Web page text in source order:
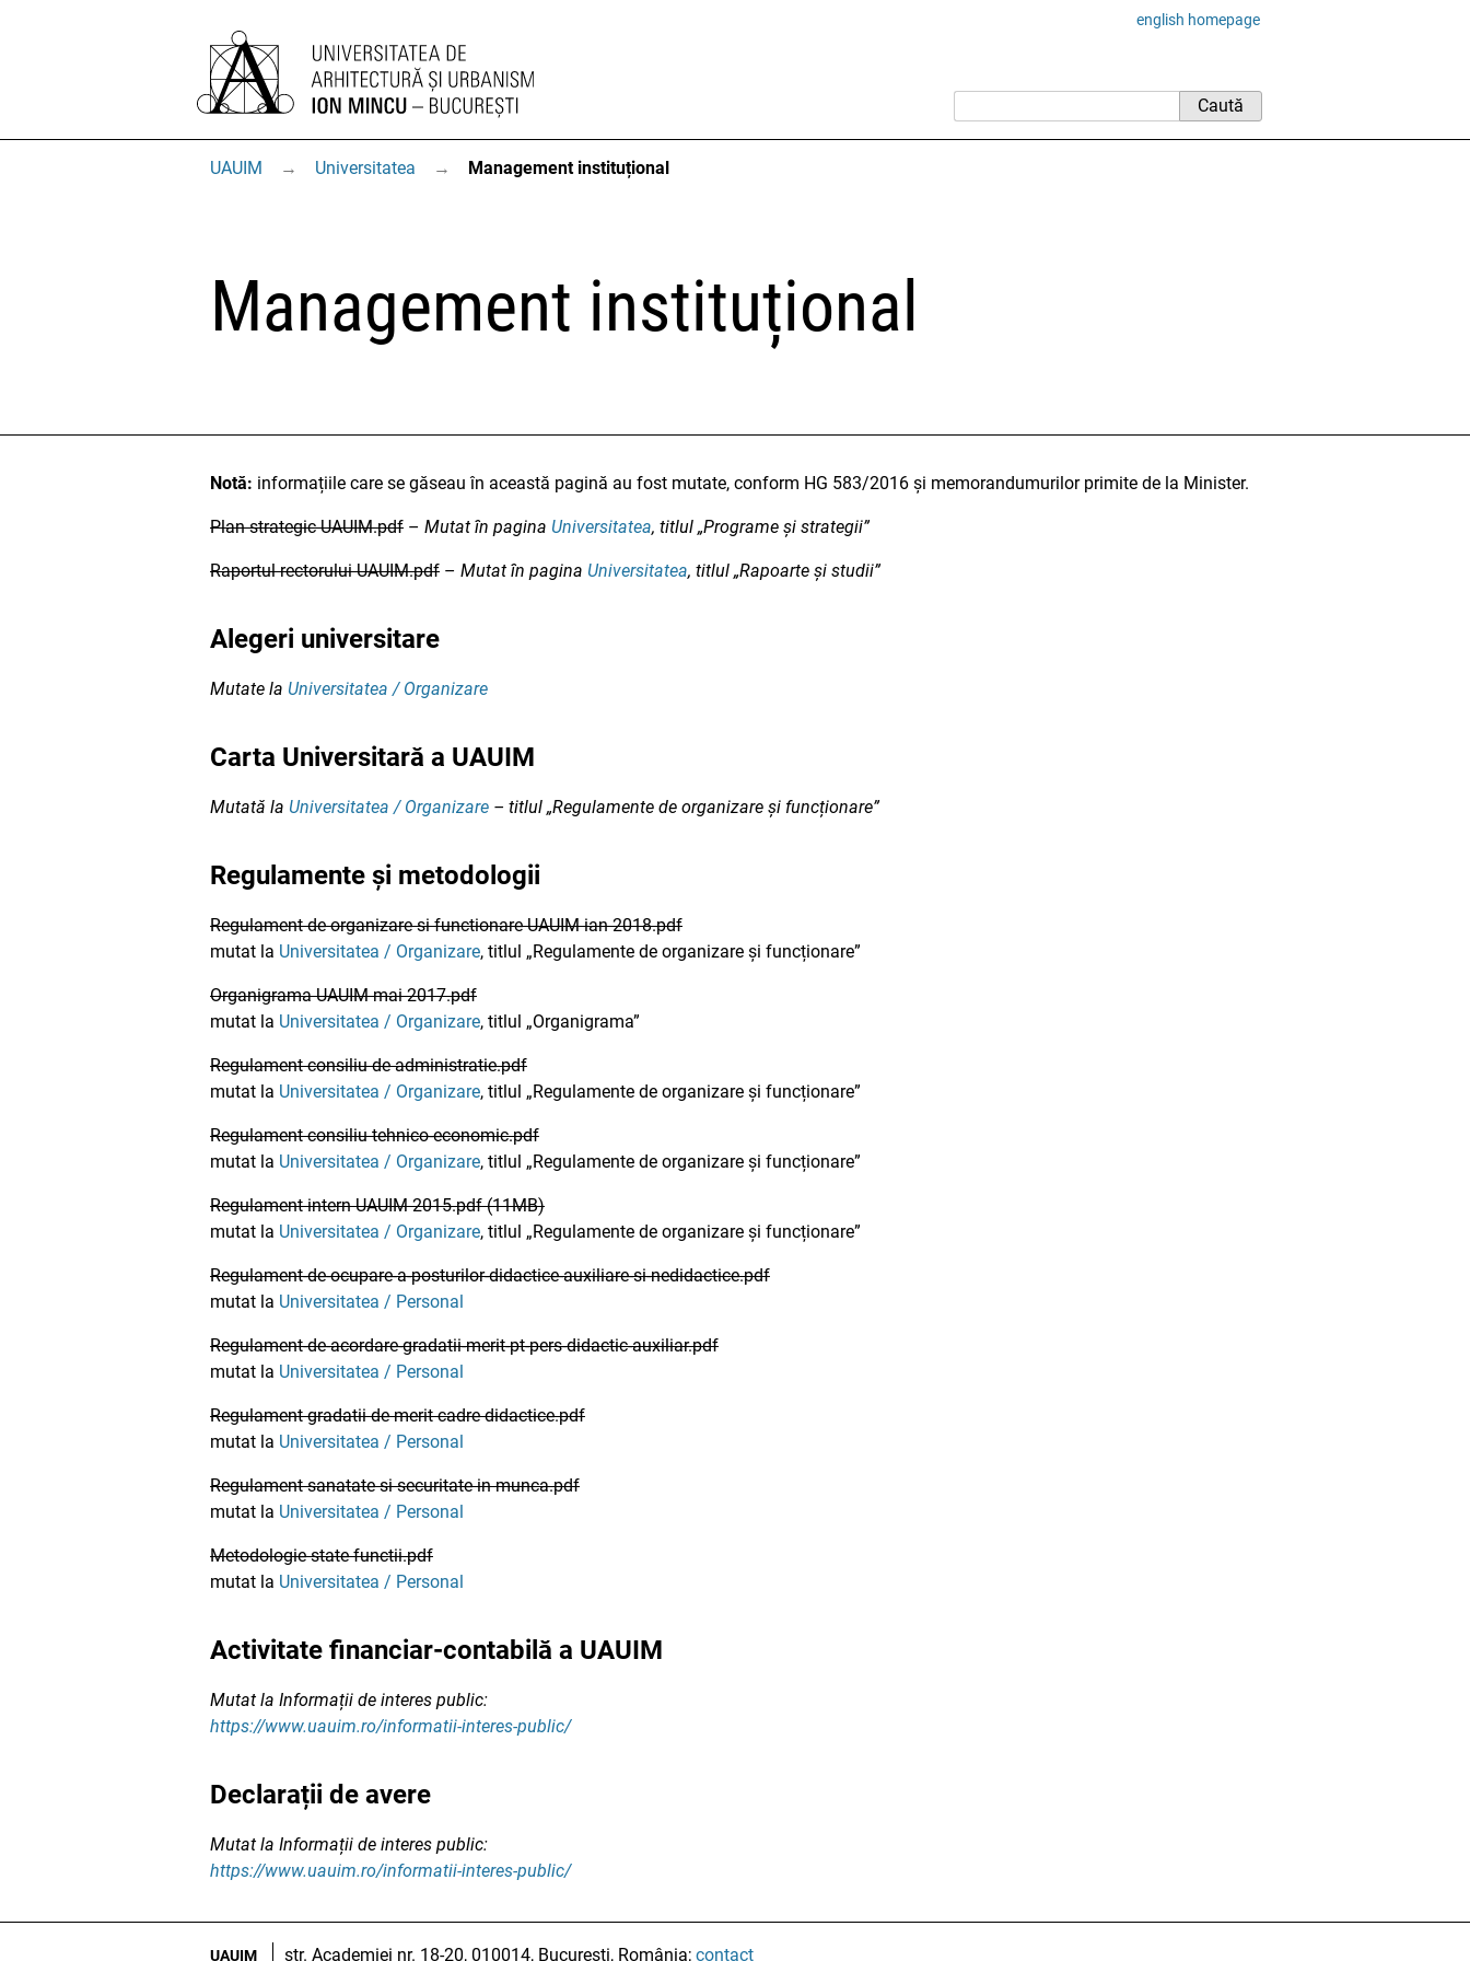
english homepage
UAUIM → Universitatea → Management instituțional
Management instituțional
Notă: informațiile care se găseau în această pagină au fost mutate, conform HG 583/2016 și memorandumurilor primite de la Minister.
Plan strategic UAUIM.pdf – Mutat în pagina Universitatea, titlul „Programe și strategii”
Raportul rectorului UAUIM.pdf – Mutat în pagina Universitatea, titlul „Rapoarte și studii”
Alegeri universitare
Mutate la Universitatea / Organizare
Carta Universitară a UAUIM
Mutată la Universitatea / Organizare – titlul „Regulamente de organizare și funcționare”
Regulamente și metodologii
Regulament de organizare si functionare UAUIM ian 2018.pdf
mutat la Universitatea / Organizare, titlul „Regulamente de organizare și funcționare”
Organigrama UAUIM mai 2017.pdf
mutat la Universitatea / Organizare, titlul „Organigrama”
Regulament consiliu de administratie.pdf
mutat la Universitatea / Organizare, titlul „Regulamente de organizare și funcționare”
Regulament consiliu tehnico-economic.pdf
mutat la Universitatea / Organizare, titlul „Regulamente de organizare și funcționare”
Regulament intern UAUIM 2015.pdf (11MB)
mutat la Universitatea / Organizare, titlul „Regulamente de organizare și funcționare”
Regulament-de-ocupare-a-posturilor-didactice-auxiliare-si-nedidactice.pdf
mutat la Universitatea / Personal
Regulament-de-acordare-gradatii-merit-pt-pers-didactic-auxiliar.pdf
mutat la Universitatea / Personal
Regulament gradatii de merit cadre didactice.pdf
mutat la Universitatea / Personal
Regulament sanatate si securitate in munca.pdf
mutat la Universitatea / Personal
Metodologie state functii.pdf
mutat la Universitatea / Personal
Activitate financiar-contabilă a UAUIM
Mutat la Informații de interes public:
https://www.uauim.ro/informatii-interes-public/
Declarații de avere
Mutat la Informații de interes public:
https://www.uauim.ro/informatii-interes-public/
UAUIM str. Academiei nr. 18-20, 010014, București, România; contact